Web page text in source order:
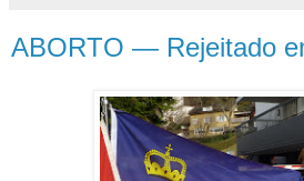
ABORTO — Rejeitado